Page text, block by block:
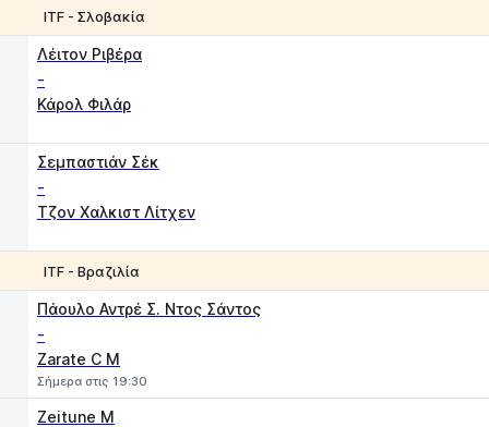
ITF - Σλοβακία
Λέιτον Ριβέρα
-
Κάρολ Φιλάρ
Σεμπαστιάν Σέκ
-
Τζον Χαλκιστ Λίτχεν
ITF - Βραζιλία
Πάουλο Αντρέ Σ. Ντος Σάντος
-
Zarate C M
Σήμερα στις 19:30
Zeitune M